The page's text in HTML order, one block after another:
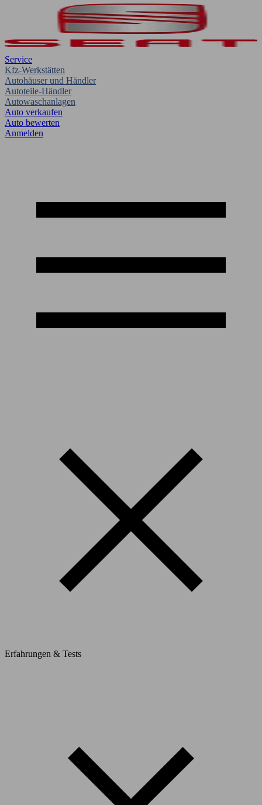
Service
Kfz-Werkstätten
Autohäuser und Händler
Autoteile-Händler
Autowaschanlagen
Auto verkaufen
Auto bewerten
Anmelden
Erfahrungen & Tests